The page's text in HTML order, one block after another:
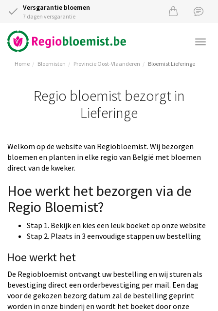
Versgarantie bloemen
7 dagen versgarantie
Home Bloemisten Provincie Oost-Vlaanderen Bloemist Lieferinge
Regio bloemist bezorgt in
Lieferinge
Welkom op de website van Regiobloemist. Wij bezorgen
bloemen en planten in elke regio van België met bloemen
direct van de kweker.
Hoe werkt het bezorgen via de
Regio Bloemist?
Stap 1. Bekijk en kies een leuk boeket op onze website
Stap 2. Plaats in 3 eenvoudige stappen uw bestelling
Hoe werkt het
De Regiobloemist ontvangt uw bestelling en wij sturen als
bevestiging direct een orderbevestiging per mail. Een dag
voor de gekozen bezorg datum zal de bestelling geprint
worden in onze binderij en wordt het boeket door onze